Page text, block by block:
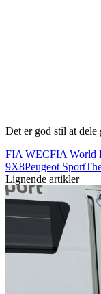
Det er god stil at
FIA WECFIA World
9X8Peugeot Sport
Lignende artikler